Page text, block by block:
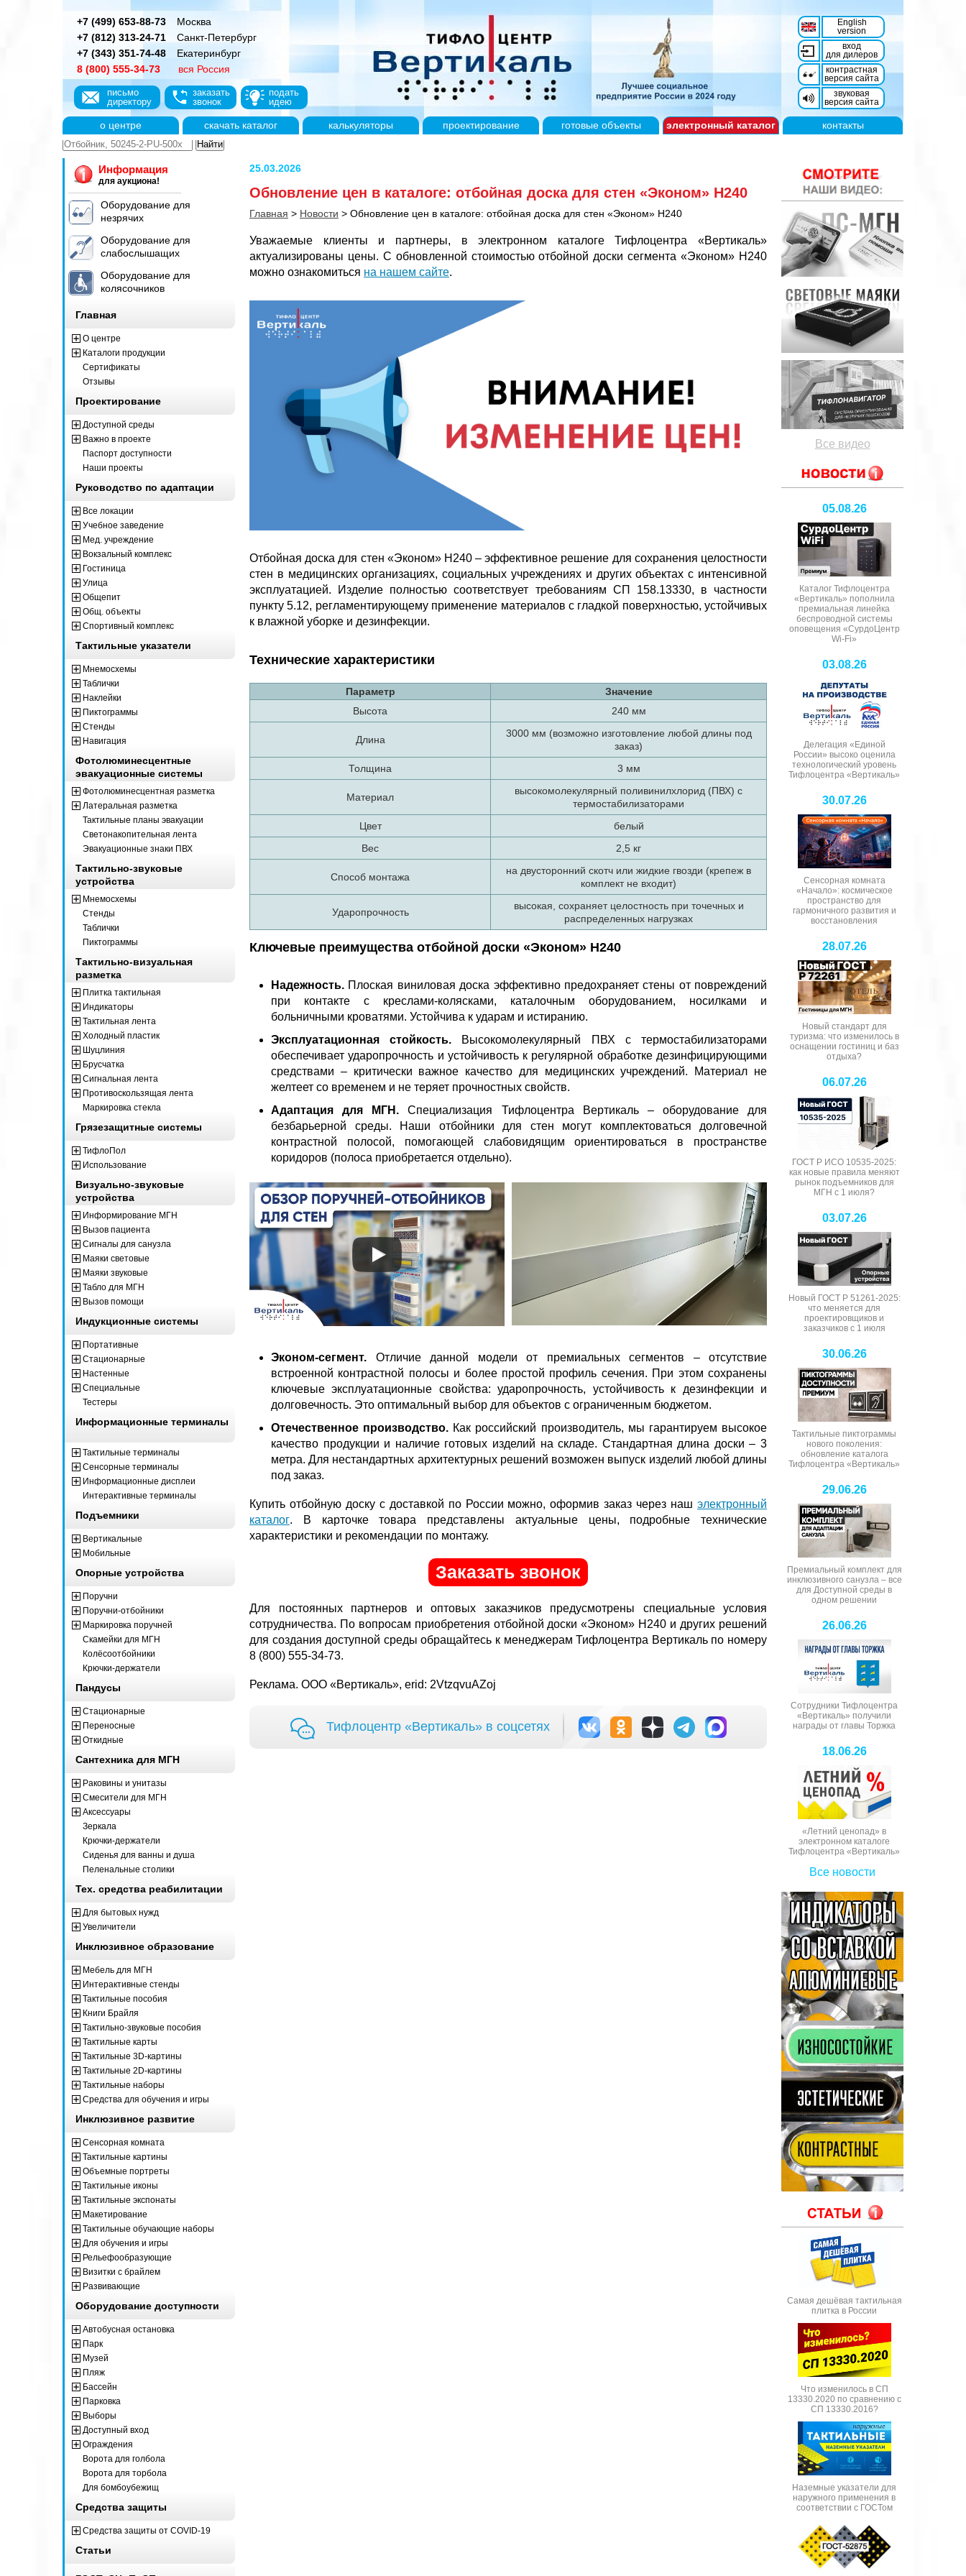
+7 (499) 653-88-73
Москва
+7 (812) 313-24-71
Санкт-Петербург
+7 (343) 351-74-48
Екатеринбург
8 (800) 555-34-73
вся Россия
письмо
директору
заказать
звонок
подать
идею
English
version
вход
для дилеров
контрастная
версия сайта
звуковая
версия сайта
о центре скачать каталог калькуляторы проектирование готовыеобъекты электронный каталог контакты
25.03.2026
Обновление цен в каталоге: отбойная доска для стен «Эконом» H240
Главная > Новости > Обновление цен в каталоге: отбойная доска для стен «Эконом» H240
Уважаемые клиенты и партнеры, в электронном каталоге Тифлоцентра «Вертикаль»
актуализированы цены. С обновленной стоимостью отбойной доски сегмента «Эконом» H240
можно ознакомиться на нашем сайте.
Отбойная доска для стен «Эконом» H240 – эффективное решение для сохранения целостности
стен в медицинских организациях, социальных учреждениях и других объектах с интенсивной
эксплуатацией. Изделие полностью соответствует требованиям СП 158.13330, в частности
пункту 5.12, регламентирующему применение материалов с гладкой поверхностью, устойчивых
к влажной уборке и дезинфекции.
Технические характеристики
Параметр
Значение
Высота
240 мм
Длина
3000 мм (возможно изготовление любой длины под
заказ)
Толщина
3 мм
Материал
высокомолекулярный поливинилхлорид (ПВХ) с
термостабилизаторами
Цвет
белый
Вес
2,5 кг
Способ монтажа
на двусторонний скотч или жидкие гвозди (крепеж в
комплект не входит)
Ударопрочность
высокая, сохраняет целостность при точечных и
распределенных нагрузках
Ключевые преимущества отбойной доски «Эконом» H240
Надежность. Плоская виниловая доска эффективно предохраняет стены от повреждений
при контакте с креслами-колясками, каталочным оборудованием, носилками и
больничными кроватями. Устойчива к ударам и истиранию.
Эксплуатационная стойкость. Высокомолекулярный ПВХ с термостабилизаторами
обеспечивает ударопрочность и устойчивость к регулярной обработке дезинфицирующими
средствами – критически важное качество для медицинских учреждений. Материал не
желтеет со временем и не теряет прочностных свойств.
Адаптация для МГН.Специализация Тифлоцентра Вертикаль – оборудование для
безбарьерной среды. Наши отбойники для стен могут комплектоваться долговечной
контрастной полосой, помогающей слабовидящим ориентироваться в пространстве
коридоров (полоса приобретается отдельно).
Эконом-сегмент. Отличие данной модели от премиальных сегментов – отсутствие
встроенной контрастной полосы и более простой профиль сечения. При этом сохранены
ключевые эксплуатационные свойства: ударопрочность, устойчивость к дезинфекции и
долговечность. Это оптимальный выбор для объектов с ограниченным бюджетом.
Отечественное производство. Как российский производитель, мы гарантируем высокое
качество продукции и наличие готовых изделий на складе. Стандартная длина доски – 3
метра. Для нестандартных архитектурных решений возможен выпуск изделий любой длины
под заказ.
Купить отбойную доску с доставкой по России можно, оформив заказ через наш электронный
каталог. В карточке товара представлены актуальные цены, подробные технические
характеристики и рекомендации по монтажу.
Заказать звонок
Для постоянных партнеров и оптовых заказчиков предусмотрены специальные условия
сотрудничества. По вопросам приобретения отбойной доски «Эконом» H240 и других решений
для создания доступной среды обращайтесь к менеджерам Тифлоцентра Вертикаль по номеру
8 (800) 555-34-73.
Реклама. ООО «Вертикаль», erid: 2VtzqvuAZoj
Тифлоцентр «Вертикаль» в соцсетях
Информация
для аукциона!
Оборудование для
незрячих
Оборудование для
слабослышащих
Оборудование для
колясочников
Главная
О центре
Каталоги продукции
Сертификаты
Отзывы
Проектирование
Доступной среды
Важно в проекте
Паспорт доступности
Наши проекты
Руководство по адаптации
Все локации
Учебное заведение
Мед. учреждение
Вокзальный комплекс
Гостиница
Улица
Общепит
Общ. объекты
Спортивный комплекс
Тактильные указатели
Мнемосхемы
Таблички
Наклейки
Пиктограммы
Стенды
Навигация
Фотолюминесцентные
эвакуационные системы
Фотолюминесцентная разметка
Латеральная разметка
Тактильные планы эвакуации
Светонакопительная лента
Эвакуационные знаки ПВХ
Тактильно-звуковые
устройства
Мнемосхемы
Стенды
Таблички
Пиктограммы
Тактильно-визуальная
разметка
Плитка тактильная
Индикаторы
Тактильная лента
Холодный пластик
Шуцлиния
Брусчатка
Сигнальная лента
Противоскользящая лента
Маркировка стекла
Грязезащитные системы
ТифлоПол
Использование
Визуально-звуковые
устройства
Информирование МГН
Вызов пациента
Сигналы для санузла
Маяки световые
Маяки звуковые
Табло для МГН
Вызов помощи
Индукционные системы
Портативные
Стационарные
Настенные
Специальные
Тестеры
Информационные терминалы
Тактильные терминалы
Сенсорные терминалы
Информационные дисплеи
Интерактивные терминалы
Подъемники
Вертикальные
Мобильные
Опорные устройства
Поручни
Поручни-отбойники
Маркировка поручней
Скамейки для МГН
Колёсоотбойники
Крючки-держатели
Пандусы
Стационарные
Переносные
Откидные
Сантехника для МГН
Раковины и унитазы
Смесители для МГН
Аксессуары
Зеркала
Крючки-держатели
Сиденья для ванны и душа
Пеленальные столики
Тех. средства реабилитации
Для бытовых нужд
Увеличители
Инклюзивное образование
Мебель для МГН
Интерактивные стенды
Тактильные пособия
Книги Брайля
Тактильно-звуковые пособия
Тактильные карты
Тактильные 3D-картины
Тактильные 2D-картины
Тактильные наборы
Средства для обучения и игры
Инклюзивное развитие
Сенсорная комната
Тактильные картины
Объемные портреты
Тактильные иконы
Тактильные экспонаты
Макетирование
Тактильные обучающие наборы
Для обучения и игры
Рельефообразующие
Визитки с брайлем
Развивающие
Оборудование доступности
Автобусная остановка
Парк
Музей
Пляж
Бассейн
Парковка
Выборы
Доступный вход
Ограждения
Ворота для голбола
Ворота для торбола
Для бомбоубежищ
Средства защиты
Средства защиты от COVID-19
Статьи
Все видео
05.08.26
Каталог Тифлоцентра
«Вертикаль» пополнила
премиальная линейка
беспроводной системы
оповещения «СурдоЦентр
Wi-Fi»
03.08.26
Делегация «Единой
России» высоко оценила
технологический уровень
Тифлоцентра «Вертикаль»
30.07.26
Сенсорная комната
«Начало»: космическое
пространство для
гармоничного развития и
восстановления
28.07.26
Новый стандарт для
туризма: что изменилось в
оснащении гостиниц и баз
отдыха?
06.07.26
ГОСТ Р ИСО 10535-2025:
как новые правила меняют
рынок подъемников для
МГН с 1 июля?
03.07.26
Новый ГОСТ Р 51261-2025:
что меняется для
проектировщиков и
заказчиков с 1 июля
30.06.26
Тактильные пиктограммы
нового поколения:
обновление каталога
Тифлоцентра «Вертикаль»
29.06.26
Премиальный комплект для
инклюзивного санузла – все
для Доступной среды в
одном решении
26.06.26
Сотрудники Тифлоцентра
«Вертикаль» получили
награды от главы Торжка
18.06.26
«Летний ценопад» в
электронном каталоге
Тифлоцентра «Вертикаль»
Все новости
Самая дешёвая тактильная
плитка в России
Что изменилось в СП
13330.2020 по сравнению с
СП 13330.2016?
Наземные указатели для
наружного применения в
соответствии с ГОСТом